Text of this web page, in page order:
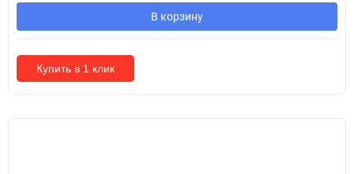
В корзину
Купить в 1 клик